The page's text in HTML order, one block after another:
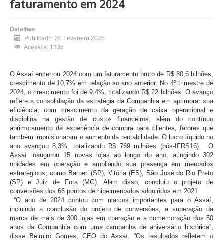
faturamento em 2024
Detalhes
Publicado: 20 Fevereiro 2025
Acessos: 1335
O Assaí encerrou 2024 com um faturamento bruto de R$ 80,6 bilhões,
crescimento de 10,7% em relação ao ano anterior. No 4º trimestre de
2024, o crescimento foi de 9,4%, totalizando R$ 22 bilhões. O avanço
reflete a consolidação da estratégia da Companhia em aprimorar sua
eficiência, com crescimento da geração de caixa operacional e
disciplina na gestão de custos financeiros, além do contínuo
aprimoramento da experiência de compra para clientes, fatores que
também impulsionaram o aumento da rentabilidade. O lucro líquido no
ano avançou 8,3%, totalizando R$ 769 milhões (pós-IFRS16). O
Assaí inaugurou 15 novas lojas ao longo do ano, atingindo 302
unidades em operação e ampliando sua presença em mercados
estratégicos, como Barueri (SP), Vitória (ES), São José do Rio Preto
(SP) e Juiz de Fora (MG). Além disso, concluiu o projeto de
conversões dos 66 pontos de hipermercados adquiridos em 2021.
“O ano de 2024 contou com marcos importantes para o Assaí,
incluindo a conclusão do projeto de conversões, a superação da
marca de mais de 300 lojas em operação e a comemoração dos 50
anos da Companhia com uma campanha de aniversário histórica”,
disse Belmiro Gomes, CEO do Assaí. “Os resultados refletem o